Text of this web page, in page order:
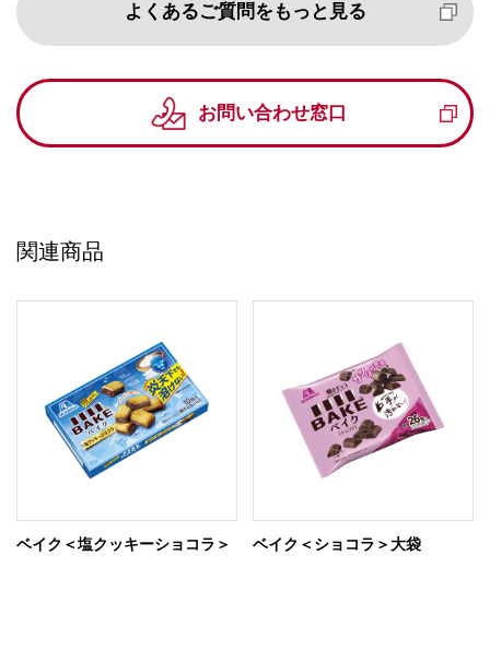
よくあるご質問をもっと見る
お問い合わせ窓口
関連商品
ベイク＜塩クッキーショコラ＞ ベイク＜ショコラ＞大袋